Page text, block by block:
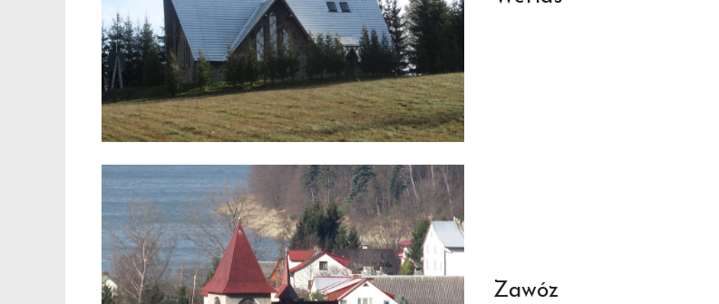
Zawóz